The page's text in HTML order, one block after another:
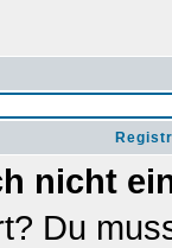
nicht
Du